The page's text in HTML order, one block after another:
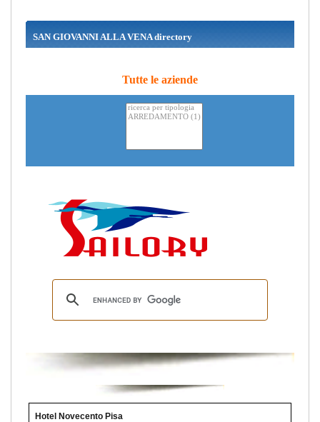
SAN GIOVANNI ALLA VENA directory
Tutte le aziende
Hotel Novecento Pisa